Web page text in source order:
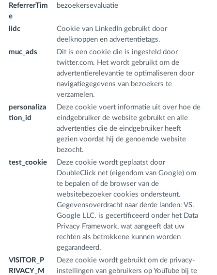
ReferrerTim
e
bezoekersevaluatie
lidc
Cookie van LinkedIn gebruikt door
deelknoppen en advertentietags.
muc_ads
Dit is een cookie die is ingesteld door
twitter.com. Het wordt gebruikt om de
advertentierelevantie te optimaliseren door
navigatiegegevens van bezoekers te
verzamelen.
personaliza
tion_id
Deze cookie voert informatie uit over hoe de
eindgebruiker de website gebruikt en alle
advertenties die de eindgebruiker heeft
gezien voordat hij de genoemde website
bezocht.
test_cookie
Deze cookie wordt geplaatst door
DoubleClick net (eigendom van Google) om
te bepalen of de browser van de
websitebezoeker cookies ondersteunt.
Gegevensoverdracht naar derde landen: VS.
Google LLC. is gecertificeerd onder het Data
Privacy Framework, wat aangeeft dat uw
rechten als betrokkene kunnen worden
gegarandeerd.
VISITOR_P
RIVACY_M
Deze cookie wordt gebruikt om de privacy-
instellingen van gebruikers op YouTube bij te